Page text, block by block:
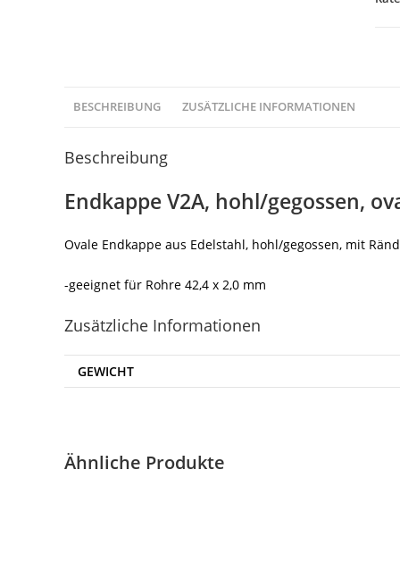
BESCHREIBUNG ZUSÄTZLICHE INFORMATIONEN
Beschreibung
Endkappe V2A, hohl/gegossen,
Ovale Endkappe aus Edelstahl, hohl/gegossen, mit
-geeignet für Rohre 42,4 x 2,0 mm
Zusätzliche Informationen
GEWICHT
Ähnliche Produkte